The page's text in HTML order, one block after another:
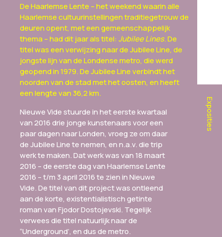
De Haarlemse Lente – het weekend waarin alle
Haarlemse cultuurinstellingen traditiegetrouw de
deuren opent, met een gemeenschappelijk
thema – had dit jaar als titel: Jubilee Lines. De
titel was een verwijzing naar de Jubilee Line, de
jongste lijn van de Londense metro, die werd
geopend in 1979. De Jubilee Line verbindt het
noorden van de stad met het oosten, en heeft
een lengte van 36,2 km.
Nieuwe Vide stuurde in het eerste kwartaal
van 2016 drie jonge kunstenaars voor een
paar dagen naar Londen, vroeg ze om daar
de Jubilee Line te nemen, en n.a.v. die trip
werk te maken. Dat werk was van 18 maart
2016 – de eerste dag van Haarlemse Lente
2016 – t/m 3 april 2016 te zien in Nieuwe
Vide. De titel van dit project was ontleend
aan de korte, existentialistisch getinte
roman van Fjodor Dostojevski. Tegelijk
verwees die titel natuurlijk naar de
“Underground’, en dus de metro.
Exposities